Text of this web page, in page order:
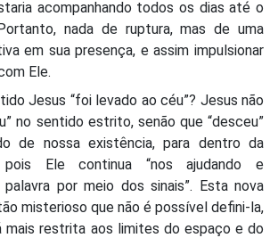
acompanhando todos os dias até o
nada de ruptura, mas de uma
em sua presença, e assim impulsionar
Ele.
Jesus “foi levado ao céu”? Jesus não
no sentido estrito, senão que “desceu”
de nossa existência, para dentro da
pois Ele continua “nos ajudando e
por meio dos sinais”. Esta nova
misterioso que não é possível defini-la,
mais restrita aos limites do espaço e do